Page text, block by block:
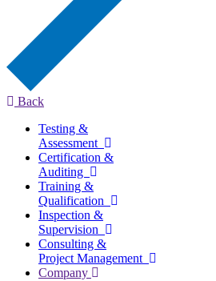
Back
Testing &
Assessment
Certification &
Auditing
Training &
Qualification
Inspection &
Supervision
Consulting &
Project Management
Company